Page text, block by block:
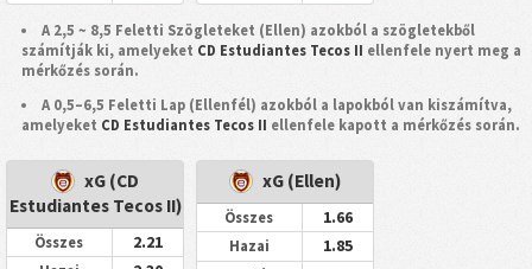
A 2,5 ~ 8,5 Feletti Szögleteket (Ellen) azokból a szögletekből
számítják ki, amelyeket CD Estudiantes Tecos II ellenfele nyert meg a
mérkőzés során.
A 0,5–6,5 Feletti Lap (Ellenfél) azokból a lapokból van kiszámítva,
amelyeket CD Estudiantes Tecos II ellenfele kapott a mérkőzés során.
xG (CD
Estudiantes Tecos II)
Összes 2.21
xG (Ellen)
Összes 1.66
Hazai 1.85